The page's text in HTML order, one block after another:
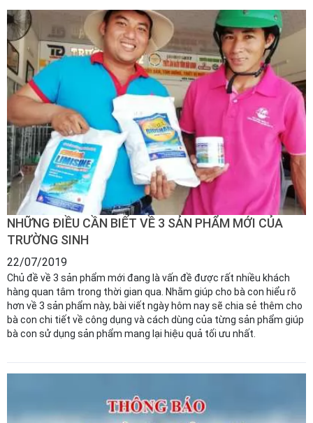
NHỮNG ĐIỀU CẦN BIẾT VỀ 3 SẢN PHẨM MỚI CỦA
TRƯỜNG SINH
22/07/2019
Chủ đề về 3 sản phẩm mới đang là vấn đề được rất nhiều khách
hàng quan tâm trong thời gian qua. Nhằm giúp cho bà con hiểu rõ
hơn về 3 sản phẩm này, bài viết ngày hôm nay sẽ chia sẻ thêm cho
bà con chi tiết về công dụng và cách dùng của từng sản phẩm giúp
bà con sử dụng sản phẩm mang lại hiệu quả tối ưu nhất.